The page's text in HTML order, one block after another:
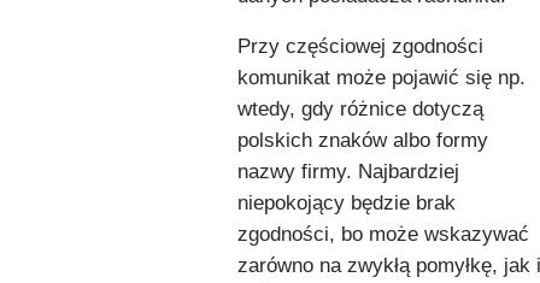
Przy częściowej zgodności
komunikat może pojawić się np.
wtedy, gdy różnice dotyczą
polskich znaków albo formy
nazwy firmy. Najbardziej
niepokojący będzie brak
zgodności, bo może wskazywać
zarówno na zwykłą pomyłkę, jak i